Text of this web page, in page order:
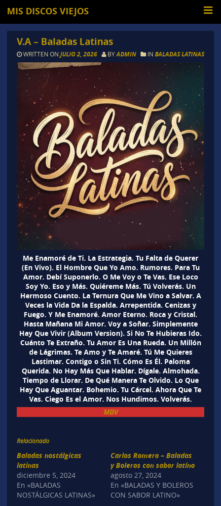
MIS DISCOS VIEJOS
V.A – Baladas Latinas
WRITTEN ON JULIO 2, 2026 BYADMIN IN BALADAS LATINAS
Me Enamoré de Ti. La Estrategia. Tu Falta de Querer
(En Vivo). El Hombre Que Yo Amo. Rumores. Para Tu
Amor. Debí Suponerlo. O Me Voy o Te Vas. Ese Loco
Soy Yo. Eso y Más. Quiéreme Más. Tú Volverás. Un
Hermoso Cuento. La Ternura Que Me Vino a Salvar. A
Veces la Vida Da la Espalda. Arrepentida. Cenizas y
Fuego. Y Me Enamoré. Amor Eterno. Roca y Cristal.
Hasta Mañana Mi Amor. Voy a Soñar. Simplemente
Hay Que Vivir (Album Version). Si No Te Hubieras Ido.
Cuánto Te Extraño. Tu Amor Es Una Rueda. Un Millón
de Lágrimas. Te Amo y Te Amaré. Tú Me Quieres
Lastimar. Contigo o Sin Ti. Cómo Es Él. Paloma
Querida. No Hay Más Que Hablar. Dígale. Almohada.
Tiempo de Llorar. De Qué Manera Te Olvido. Lo Que
Hay Que Aguantar. Bohemio. Tu Cárcel. Ahora Que Te
Vas. Ciego Es el Amor. Nos Hundimos. Volverás.
MDV
Relacionado
Baladas nostálgicas
latinas
diciembre 5, 2024
En «BALADAS
NOSTÁLGICAS LATINAS»
Carlos Romero – Baladas
y Boleros con sabor latíno
agosto 27, 2024
En «BALADAS Y BOLEROS
CON SABOR LATINO»